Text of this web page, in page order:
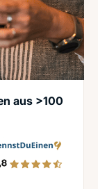
aus >100